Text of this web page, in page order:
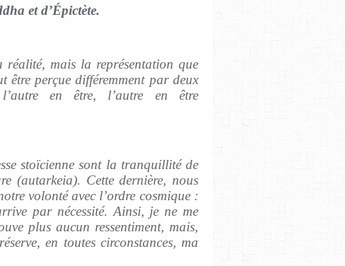
et d’Épictète.
réalité, mais la représentation que
être perçue différemment par deux
en être, l’autre en être
stoïcienne sont la tranquillité de
(autarkeia). Cette dernière, nous
volonté avec l’ordre cosmique :
par nécessité. Ainsi, je ne me
plus aucun ressentiment, mais,
en toutes circonstances, ma